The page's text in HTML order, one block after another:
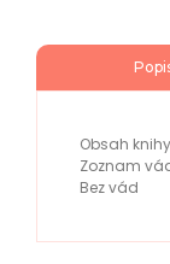
Obsah
Zoznam
Bez vád